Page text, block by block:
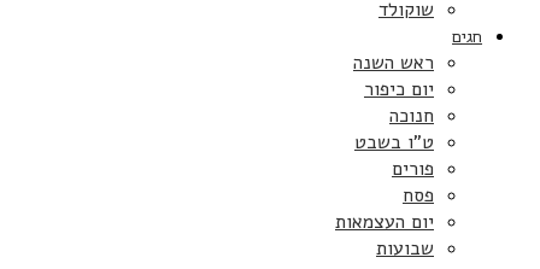
שוקולד
חגים
ראש השנה
יום כיפור
חנוכה
ט”ו בשבט
פורים
פסח
יום העצמאות
שבועות